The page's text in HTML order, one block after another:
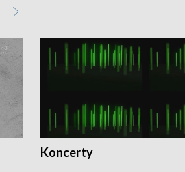
Koncerty